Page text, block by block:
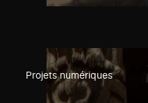
Projets numériques